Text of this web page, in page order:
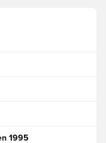
1995